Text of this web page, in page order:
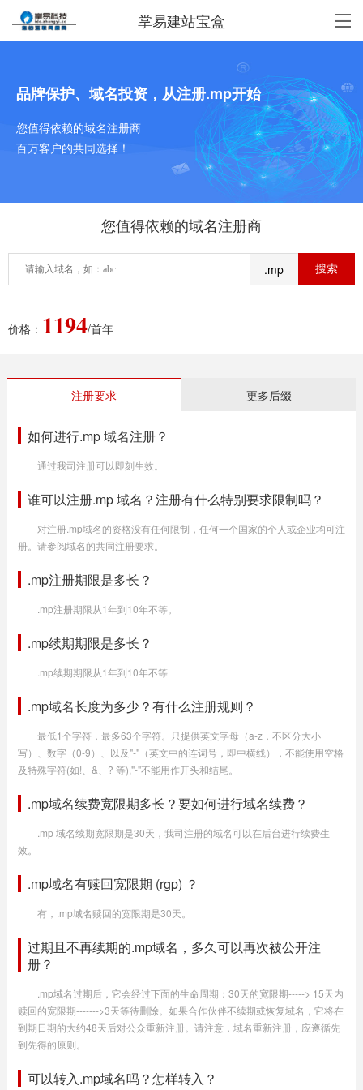
掌易建站宝盒
品牌保护、域名投资，从注册.mp开始
您值得依赖的域名注册商
百万客户的共同选择！
您值得依赖的域名注册商
.mp
价格： 1194/首年
注册要求 更多后缀
如何进行.mp 域名注册？
通过我司注册可以即刻生效。
谁可以注册.mp 域名？注册有什么特别要求限制吗？
对注册.mp域名的资格没有任何限制，任何一个国家的个人或企业均可注
册。请参阅域名的共同注册要求。
.mp注册期限是多长？
.mp注册期限从1年到10年不等。
.mp续期期限是多长？
.mp续期期限从1年到10年不等
.mp域名长度为多少？有什么注册规则？
最低1个字符，最多63个字符。只提供英文字母（a-z，不区分大小
写）、数字（0-9）、以及"-"（英文中的连词号，即中横线），不能使用空格
及特殊字符(如!、&、? 等),"-"不能用作开头和结尾。
.mp域名续费宽限期多长？要如何进行域名续费？
.mp 域名续期宽限期是30天，我司注册的域名可以在后台进行续费生
效。
.mp域名有赎回宽限期 (rgp) ？
有，.mp域名赎回的宽限期是30天。
过期且不再续期的.mp域名，多久可以再次被公开注
册？
.mp域名过期后，它会经过下面的生命周期：30天的宽限期-----> 15天内
赎回的宽限期------->3天等待删除。如果合作伙伴不续期或恢复域名，它将在
到期日期的大约48天后对公众重新注册。请注意，域名重新注册，应遵循先
到先得的原则。
可以转入.mp域名吗？怎样转入？